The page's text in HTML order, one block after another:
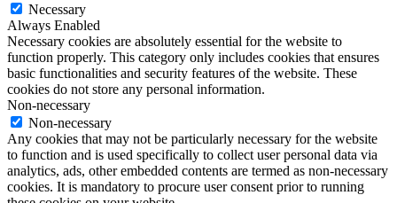
Necessary
Always Enabled
Necessary cookies are absolutely essential for the website to
function properly. This category only includes cookies that ensures
basic functionalities and security features of the website. These
cookies do not store any personal information.
Non-necessary
Non-necessary
Any cookies that may not be particularly necessary for the website
to function and is used specifically to collect user personal data via
analytics, ads, other embedded contents are termed as non-necessary
cookies. It is mandatory to procure user consent prior to running